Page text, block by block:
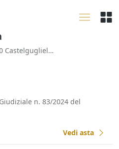
- www.astebusiness.it - asta 29162 45020 Castelguglielmo (RO) Italia
n. 83/2024 del
Vedi asta